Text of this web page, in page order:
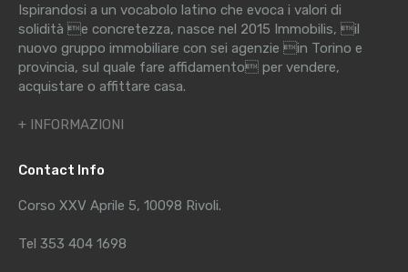
Ispirandosi a un vocabolo latino che evoca i valori di
solidità e concretezza, nasce nel 2015 Immobilis, il
nuovo gruppo immobiliare con sei agenzie in Torino e
provincia, sul quale fare affidamento per vendere,
acquistare o affittare casa.
+ INFORMAZIONI
Contact Info
Corso XXV Aprile 5, 10098 Rivoli.
Tel 353 404 1698